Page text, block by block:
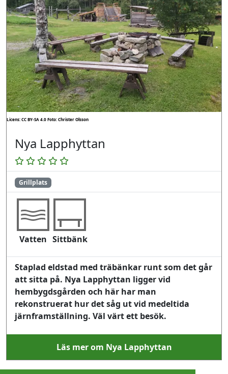
Licens: CC BY-SA 4.0Foto: Christer Olsson
Nya Lapphyttan
Grillplats
Vatten Sittbänk
Staplad eldstad med träbänkar runt som det går
att sitta på. Nya Lapphyttan ligger vid
hembygdsgården och här har man
rekonstruerat hur det såg ut vid medeltida
järnframställning. Väl värt ett besök.
Läs mer om Nya Lapphyttan